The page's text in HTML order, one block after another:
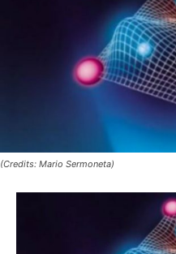
(Credits: Mario Sermoneta)